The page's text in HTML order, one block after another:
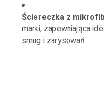
Ściereczka z
marki, zapewniająca
smug i zarysowań.